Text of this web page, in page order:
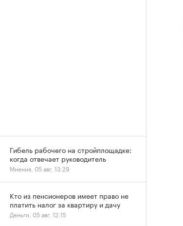
Гибель рабочего на стройплощадке:
когда отвечает руководитель
Мнения, 05 авг, 13:29
Кто из пенсионеров имеет право не
платить налог за квартиру и дачу
Деньги, 05 авг, 12:15